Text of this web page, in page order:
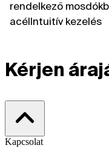
rendelkező
acélIntuitív kezelés
Kérjen
Kapcsolat